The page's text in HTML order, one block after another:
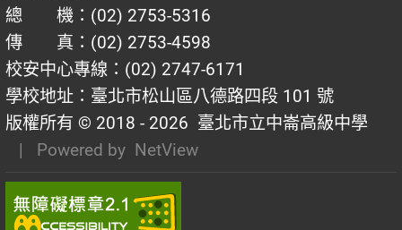
總 機：(02) 2753-5316
傳 真：(02) 2753-4598
校安中心專線：(02) 2747-6171
學校地址：臺北市松山區八德路四段 101 號
版權所有 © 2018 - 2026 臺北市立中崙高級中學
| Powered by NetView